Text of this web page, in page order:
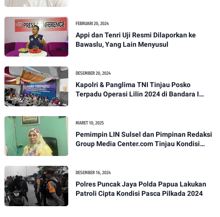
FEBRUARI 20, 2024
Appi dan Tenri Uji Resmi Dilaporkan ke
Bawaslu, Yang Lain Menyusul
DESEMBER 20, 2024
Kapolri & Panglima TNI Tinjau Posko
Terpadu Operasi Lilin 2024 di Bandara I
MARET 10, 2025
Pemimpin LIN Sulsel dan Pimpinan Redaksi
Group Media Center.com Tinjau Kondisi
DESEMBER 16, 2024
Polres Puncak Jaya Polda Papua Lakukan
Patroli Cipta Kondisi Pasca Pilkada 2024